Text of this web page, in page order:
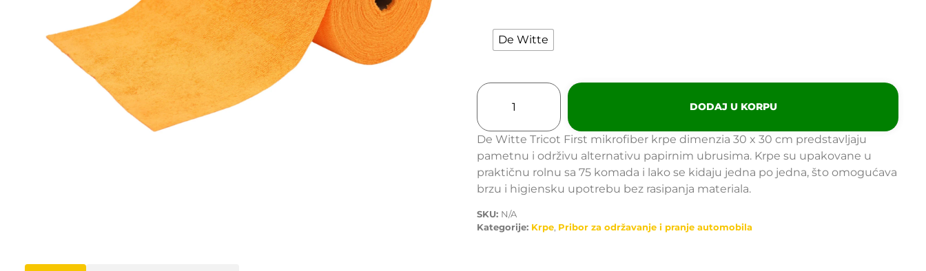
De Witte
DODAJ U KORPU
De Witte Tricot First mikrofiber krpe dimenzia 30 x 30 cm predstavljaju
pametnu i održivu alternativu papirnim ubrusima. Krpe su upakovane u
praktičnu rolnu sa 75 komada i lako se kidaju jedna po jedna, što omogućava
brzu i higiensku upotrebu bez rasipanja materiala.
SKU: N/A
Kategorije: Krpe, Pribor za održavanje i pranje automobila